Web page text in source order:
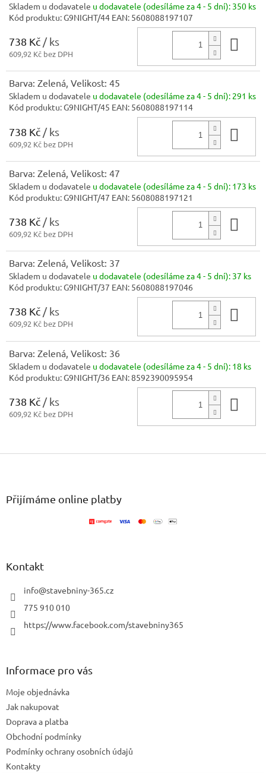
Skladem u dodavatele u dodavatele (odesíláme za 4 - 5 dní): 350 ks
Kód produktu:G9NIGHT/44 EAN: 5608088197107
738 Kč / ks
609,92 Kč bez DPH
Barva: Zelená, Velikost: 45
Skladem u dodavatele u dodavatele (odesíláme za 4 - 5 dní): 291 ks
Kód produktu:G9NIGHT/45 EAN: 5608088197114
738 Kč / ks
609,92 Kč bez DPH
Barva: Zelená, Velikost: 47
Skladem u dodavatele u dodavatele (odesíláme za 4 - 5 dní): 173 ks
Kód produktu:G9NIGHT/47 EAN: 5608088197121
738 Kč / ks
609,92 Kč bez DPH
Barva: Zelená, Velikost: 37
Skladem u dodavatele u dodavatele (odesíláme za 4 - 5 dní): 37 ks
Kód produktu:G9NIGHT/37 EAN: 5608088197046
738 Kč / ks
609,92 Kč bez DPH
Barva: Zelená, Velikost: 36
Skladem u dodavatele u dodavatele (odesíláme za 4 - 5 dní): 18 ks
Kód produktu:G9NIGHT/36 EAN:8592390095954
738 Kč / ks
609,92 Kč bez DPH
Z
Přijímáme online platby
Kontakt
info@stavebniny-365.cz
775 910 010
https://www.facebook.com/stavebniny365
Informace pro vás
Moje objednávka
Jak nakupovat
Doprava a platba
Obchodní podmínky
Podmínky ochrany osobních údajů
Kontakty